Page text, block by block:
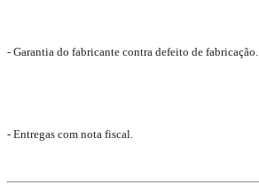
- Garantia do fabricante contra defeito de fabricação.
- Entregas com nota fiscal.